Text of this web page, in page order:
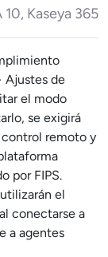
10, Kaseya 365
Ajustes de
el modo
se exigirá
control remoto y
por FIPS.
el
conectarse a
a agentes